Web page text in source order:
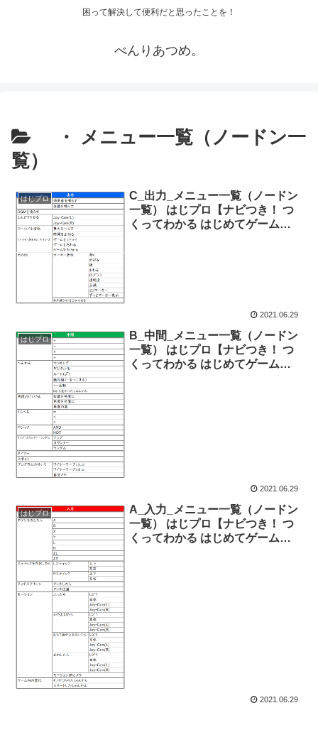
困って解決して便利だと思ったことを！
べんりあつめ。
・ メニュー一覧（ノードン一
覧）
はじプロ
C_出力_メニュー一覧（ノードン
一覧） はじプロ【ナビつき！ つ
くってわかる はじめてゲームプ
2021.06.29
はじプロ
B_中間_メニュー一覧（ノードン
一覧） はじプロ【ナビつき！ つ
くってわかる はじめてゲームプ
2021.06.29
はじプロ
A_入力_メニュー一覧（ノードン
一覧） はじプロ【ナビつき！ つ
くってわかる はじめてゲームプ
2021.06.29